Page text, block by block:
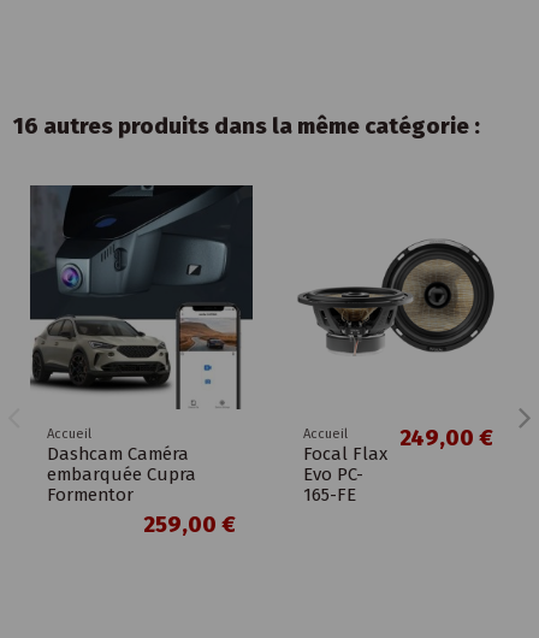
16 autres produits dans la même catégorie :
Accueil
Dashcam Caméra
embarquée Cupra
Formentor
259,00 €
Accueil
Focal Flax
Evo PC-
165-FE
249,00 €